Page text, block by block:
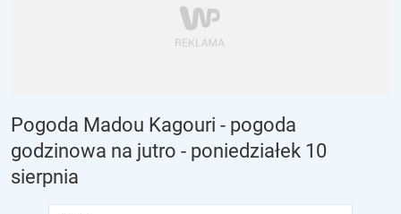
Pogoda Madou Kagouri - pogoda
godzinowa na jutro - poniedziałek 10
sierpnia